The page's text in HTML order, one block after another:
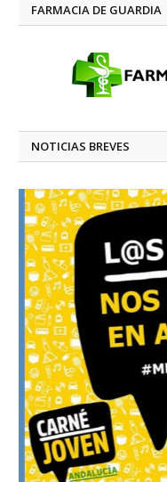
FARMACIA DE GUARDIA
NOTICIAS BREVES